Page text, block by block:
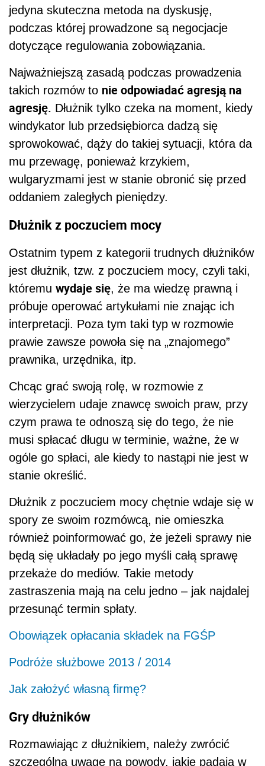
jedyna skuteczna metoda na dyskusję,
podczas której prowadzone są negocjacje
dotyczące regulowania zobowiązania.
Najważniejszą zasadą podczas prowadzenia
takich rozmów to nie odpowiadać agresją na
agresję. Dłużnik tylko czeka na moment, kiedy
windykator lub przedsiębiorca dadzą się
sprowokować, dąży do takiej sytuacji, która da
mu przewagę, ponieważ krzykiem,
wulgaryzmami jest w stanie obronić się przed
oddaniem zaległych pieniędzy.
Dłużnik z poczuciem mocy
Ostatnim typem z kategorii trudnych dłużników
jest dłużnik, tzw. z poczuciem mocy, czyli taki,
któremu wydaje się, że ma wiedzę prawną i
próbuje operować artykułami nie znając ich
interpretacji. Poza tym taki typ w rozmowie
prawie zawsze powoła się na „znajomego”
prawnika, urzędnika, itp.
Chcąc grać swoją rolę, w rozmowie z
wierzycielem udaje znawcę swoich praw, przy
czym prawa te odnoszą się do tego, że nie
musi spłacać długu w terminie, ważne, że w
ogóle go spłaci, ale kiedy to nastąpi nie jest w
stanie określić.
Dłużnik z poczuciem mocy chętnie wdaje się w
spory ze swoim rozmówcą, nie omieszka
również poinformować go, że jeżeli sprawy nie
będą się układały po jego myśli całą sprawę
przekaże do mediów. Takie metody
zastraszenia mają na celu jedno – jak najdalej
przesunąć termin spłaty.
Obowiązek opłacania składek na FGŚP
Podróże służbowe 2013 / 2014
Jak założyć własną firmę?
Gry dłużników
Rozmawiając z dłużnikiem, należy zwrócić
szczególną uwagę na powody, jakie padają w